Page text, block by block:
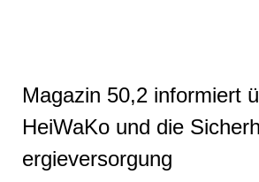
Magazin 50,2 informiert
HeiWaKo und die
er­gie­ver­sor­gung